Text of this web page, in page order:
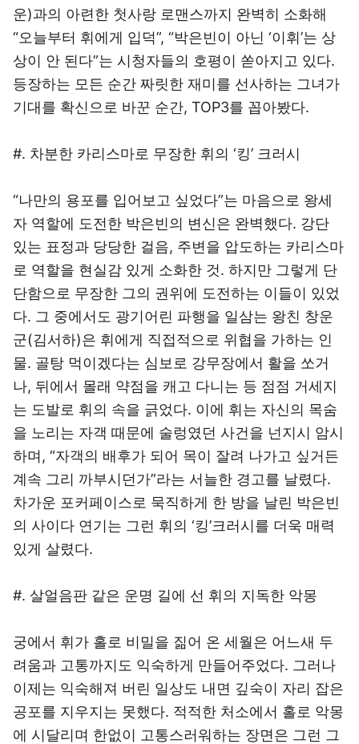
운)과의 아련한 첫사랑 로맨스까지 완벽히 소화해
“오늘부터 휘에게 입덕”, “박은빈이 아닌 ‘이휘’는 상
상이 안 된다”는 시청자들의 호평이 쏟아지고 있다.
등장하는 모든 순간 짜릿한 재미를 선사하는 그녀가
기대를 확신으로 바꾼 순간, TOP3를 꼽아봤다.
#. 차분한 카리스마로 무장한 휘의 ‘킹’ 크러시
“나만의 용포를 입어보고 싶었다”는 마음으로 왕세
자 역할에 도전한 박은빈의 변신은 완벽했다. 강단
있는 표정과 당당한 걸음, 주변을 압도하는 카리스마
로 역할을 현실감 있게 소화한 것. 하지만 그렇게 단
단함으로 무장한 그의 권위에 도전하는 이들이 있었
다. 그 중에서도 광기어린 파행을 일삼는 왕친 창운
군(김서하)은 휘에게 직접적으로 위협을 가하는 인
물. 골탕 먹이겠다는 심보로 강무장에서 활을 쏘거
나, 뒤에서 몰래 약점을 캐고 다니는 등 점점 거세지
는 도발로 휘의 속을 긁었다. 이에 휘는 자신의 목숨
을 노리는 자객 때문에 술렁였던 사건을 넌지시 암시
하며, “자객의 배후가 되어 목이 잘려 나가고 싶거든
계속 그리 까부시던가”라는 서늘한 경고를 날렸다.
차가운 포커페이스로 묵직하게 한 방을 날린 박은빈
의 사이다 연기는 그런 휘의 ‘킹’크러시를 더욱 매력
있게 살렸다.
#. 살얼음판 같은 운명 길에 선 휘의 지독한 악몽
궁에서 휘가 홀로 비밀을 짊어 온 세월은 어느새 두
려움과 고통까지도 익숙하게 만들어주었다. 그러나
이제는 익숙해져 버린 일상도 내면 깊숙이 자리 잡은
공포를 지우지는 못했다. 적적한 처소에서 홀로 악몽
에 시달리며 한없이 고통스러워하는 장면은 그런 그